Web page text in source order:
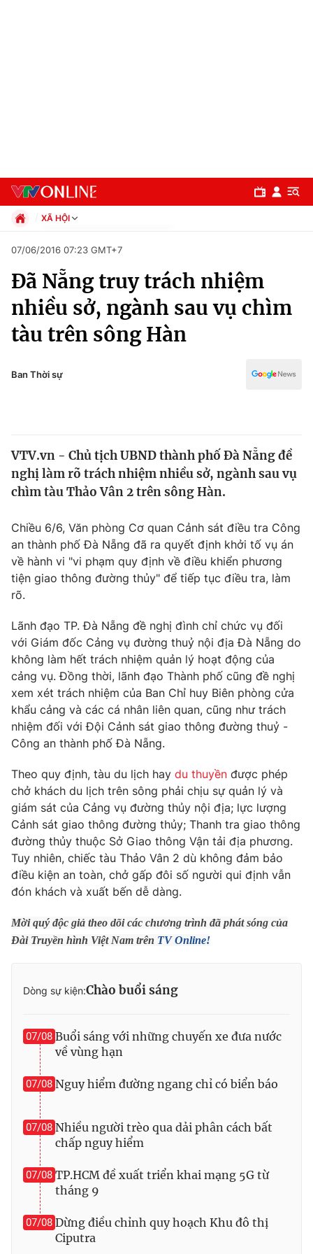
Chuyên mục
Chính trị
Thế giới
Thế giới đó đây
Câu chuyện quốc tế
Kinh tế
Tài chính
Thị trường
Dữ liệu và đời sống
Truyền hình
Phim VTV
Hậu trường
Nhân vật
Khán giả
Giải sao mai
Giải trí
Điện ảnh
Âm nhạc
Sao
Đời sống
Du lịch
Làm đẹp
Chất lượng cuộc sống
Giáo dục
Tuyển sinh
Học trực tuyến
Hitech Công nghệ tương lai
Sản phẩm
Thị trường
Tư vấn
Giao lưu trực tuyến
Lịch phát sóng
Chuyên mục khác
Emagazine Podcast
VTV Money VTV Thể thao
VTV Sức khoẻ Bất động sản
Thị trường 24h Tấm lòng Việt
VTV4 Vươn mình bằng AI
VTV9
Liên hệ tòa soạn
XÃ HỘI
Xã hội
Pháp luật
Kinh tế
Thể thao
Truyền hình
Đời sống
07/06/2016 07:23 GMT+7
Đã Nẵng truy trách nhiệm
nhiều sở, ngành sau vụ chìm
tàu trên sông Hàn
Ban Thời sự
VTV.vn - Chủ tịch UBND thành phố Đà Nẵng đề
nghị làm rõ trách nhiệm nhiều sở, ngành sau vụ
chìm tàu Thảo Vân 2 trên sông Hàn.
Chiều 6/6, Văn phòng Cơ quan Cảnh sát điều tra Công
an thành phố Đà Nẵng đã ra quyết định khởi tố vụ án
về hành vi "vi phạm quy định về điều khiển phương
tiện giao thông đường thủy" để tiếp tục điều tra, làm
rõ.
Lãnh đạo TP. Đà Nẵng đề nghị đình chỉ chức vụ đối
với Giám đốc Cảng vụ đường thuỷ nội địa Đà Nẵng do
không làm hết trách nhiệm quản lý hoạt động của
cảng vụ. Đồng thời, lãnh đạo Thành phố cũng đề nghị
xem xét trách nhiệm của Ban Chỉ huy Biên phòng cửa
khẩu cảng và các cá nhân liên quan, cũng như trách
nhiệm đối với Đội Cảnh sát giao thông đường thuỷ -
Công an thành phố Đà Nẵng.
Theo quy định, tàu du lịch hay du thuyền được phép
chở khách du lịch trên sông phải chịu sự quản lý và
giám sát của Cảng vụ đường thủy nội địa; lực lượng
Cảnh sát giao thông đường thủy; Thanh tra giao thông
đường thủy thuộc Sở Giao thông Vận tải địa phương.
Tuy nhiên, chiếc tàu Thảo Vân 2 dù không đảm bảo
điều kiện an toàn, chở gấp đôi số người qui định vẫn
đón khách và xuất bến dễ dàng.
Mời quý độc giả theo dõi các chương trình đã phát sóng của
Đài Truyền hình Việt Nam trên TV Online!
Dòng sự kiện:Chào buổi sáng
07/08 Buổi sáng với những chuyến xe đưa nước
về vùng hạn
07/08 Nguy hiểm đường ngang chỉ có biển báo
07/08 Nhiều người trèo qua dải phân cách bất
chấp nguy hiểm
07/08 TP.HCM đề xuất triển khai mạng 5G từ
tháng 9
07/08 Dừng điều chỉnh quy hoạch Khu đô thị
Ciputra